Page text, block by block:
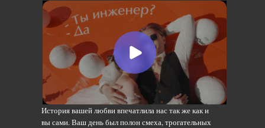
История вашей любви впечатлила нас так же как и
вы сами. Ваш день был полон смеха, трогательных